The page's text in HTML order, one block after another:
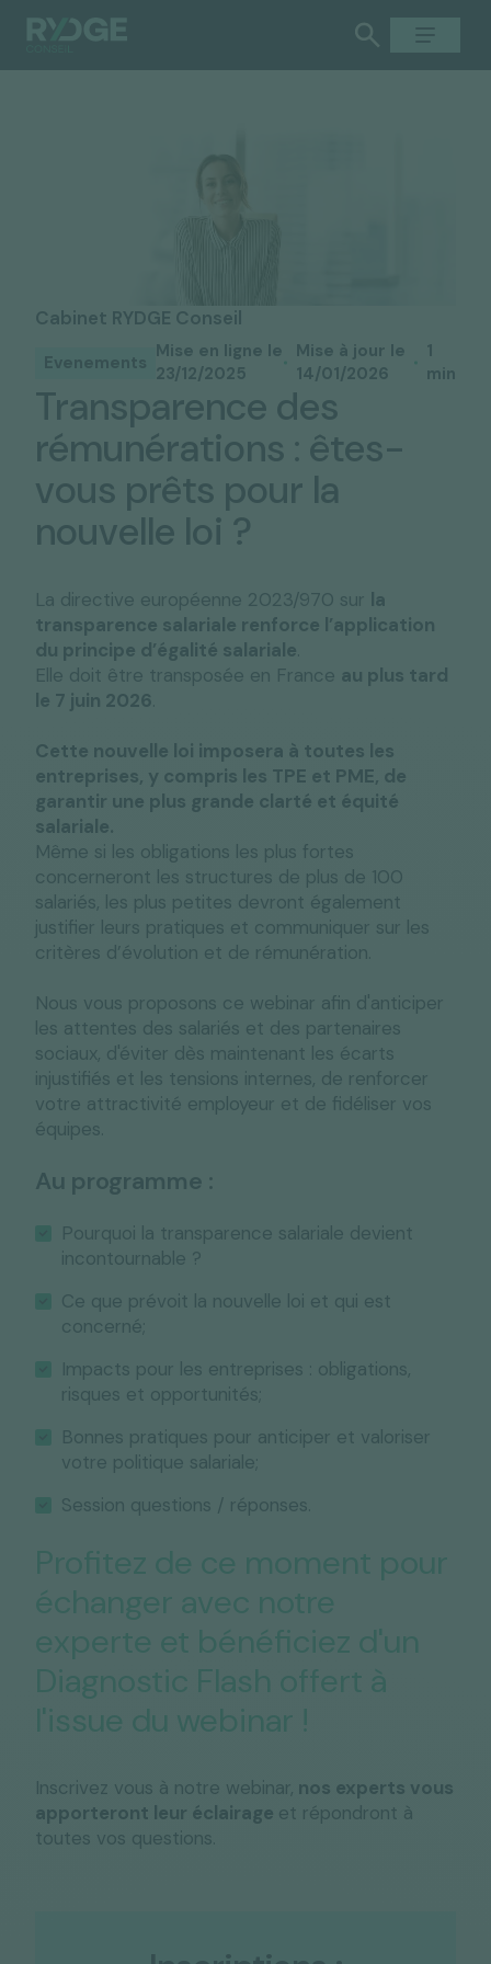
Cabinet RYDGE Conseil
Evenements
Mise en ligne le
23/12/2025
Mise à jour le
14/01/2026
1
min
Transparence des
rémunérations : êtes-
vous prêts pour la
nouvelle loi ?
La directive européenne 2023/970 sur la
transparence salariale renforce l’application
du principe d’égalité salariale
Elle doit être transposée en France au plus tard
le 7 juin 2026
Cette nouvelle loi imposera à toutes les
entreprises, y compris les TPE et PME, de
garantir une plus grande clarté et équité
salariale.
Même si les obligations les plus fortes
concerneront les structures de plus de 100
salariés, les plus petites devront également
justifier leurs pratiques et communiquer sur les
critères d’évolution et de rémunération.
Nous vous proposons ce webinar afin d'anticiper
les attentes des salariés et des partenaires
sociaux, d'éviter dès maintenant les écarts
injustifiés et les tensions internes, de renforcer
votre attractivité employeur et de fidéliser vos
équipes.
Au programme :
Pourquoi la transparence salariale devient
incontournable ?
Ce que prévoit la nouvelle loi et qui est
concerné;
Impacts pour les entreprises : obligations,
risques et opportunités;
Bonnes pratiques pour anticiper et valoriser
votre politique salariale;
Session questions / réponses.
Profitez de ce moment pour
échanger avec notre
experte et bénéficiez d'un
Diagnostic Flash offert à
l'issue du webinar !
Inscrivez vous à notre webinar, nos experts vous
apporteront leur éclairage et répondront à
toutes vos questions.